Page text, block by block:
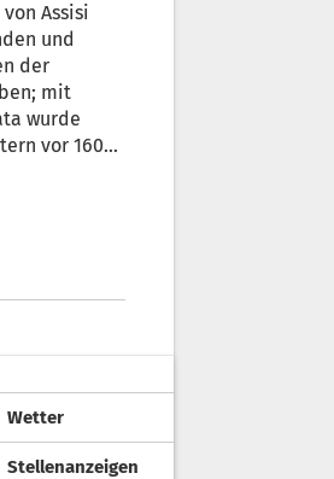
Assisi
und
der
mit
wurde
vor 160
Ist hier
von
Wetter
Stellenanzeigen